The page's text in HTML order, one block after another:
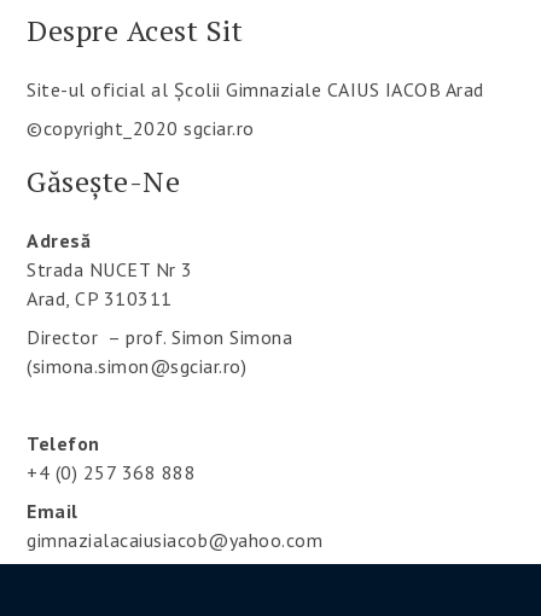
Despre Acest Sit
Site-ul oficial al Școlii Gimnaziale CAIUS IACOB Arad
©copyright_2020 sgciar.ro
Găsește-Ne
Adresă
Strada NUCET Nr 3
Arad, CP 310311
Director – prof. Simon Simona
(simona.simon@sgciar.ro)
Telefon
+4 (0) 257 368 888
Email
gimnazialacaiusiacob@yahoo.com